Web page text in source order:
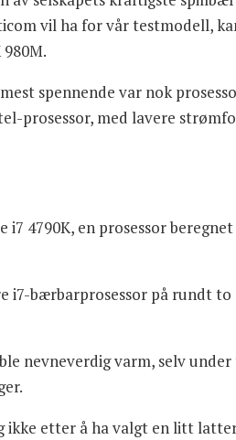
vil ha for vår testmodell,
spennende var nok
prosessor, med lavere
4790K, en prosessor
bærbarprosessor på rundt
nevneverdig varm, selv
etter å ha valgt en litt